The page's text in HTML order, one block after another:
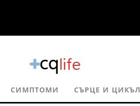
СИМПТОМИ СЪРЦЕ И ЦИКЪЛ